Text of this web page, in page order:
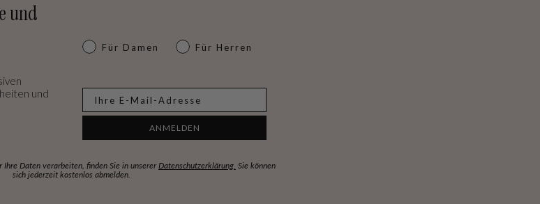
und
Dames of heren
Für Damen Für Herren
und
ANMELDEN
Daten verarbeiten, finden Sie in unserer Datenschutzerklärung. Sie können
sich jederzeit kostenlos abmelden.